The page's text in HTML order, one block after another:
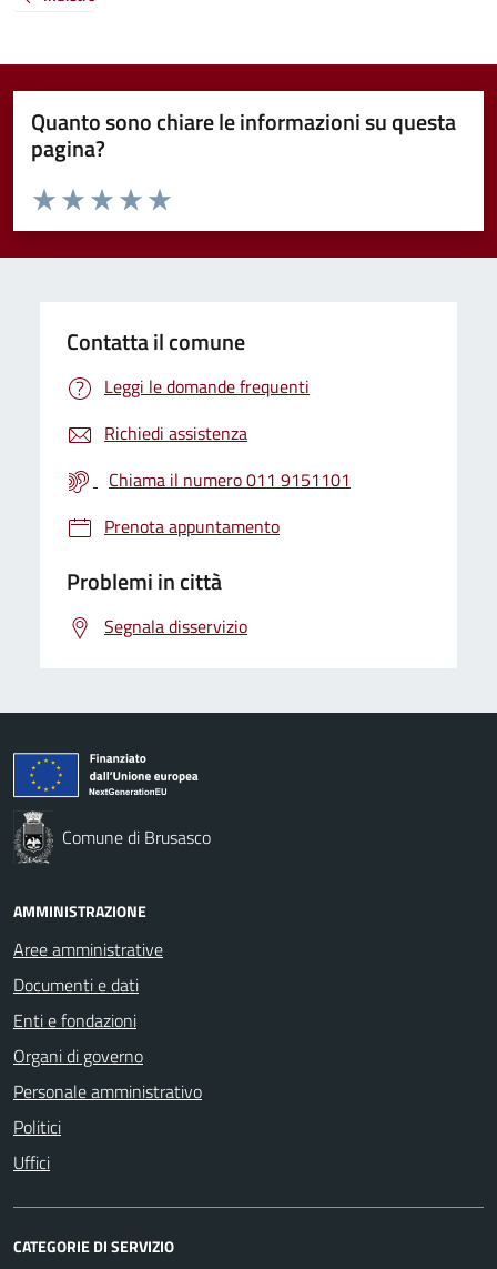
Quanto sono chiare le informazioni su questa
pagina?
Valuta da 1 a 5 stelle la pagina
Valuta 5 stelle su 5
Valuta 4 stelle su 5
Valuta 3 stelle su 5
Valuta 2 stelle su 5
Valuta 1 stelle su 5
Contatta il comune
Leggi le domande frequenti
Richiedi assistenza
Chiama il numero 011 9151101
Prenota appuntamento
Problemi in città
Segnala disservizio
Comune di Brusasco
AMMINISTRAZIONE
Aree amministrative
Documenti e dati
Enti e fondazioni
Organi di governo
Personale amministrativo
Politici
Uffici
CATEGORIE DI SERVIZIO